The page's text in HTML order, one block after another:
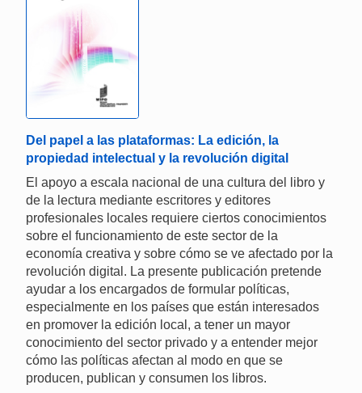
Del papel a las plataformas: La edición, la
propiedad intelectual y la revolución digital
El apoyo a escala nacional de una cultura del libro y
de la lectura mediante escritores y editores
profesionales locales requiere ciertos conocimientos
sobre el funcionamiento de este sector de la
economía creativa y sobre cómo se ve afectado por la
revolución digital. La presente publicación pretende
ayudar a los encargados de formular políticas,
especialmente en los países que están interesados
en promover la edición local, a tener un mayor
conocimiento del sector privado y a entender mejor
cómo las políticas afectan al modo en que se
producen, publican y consumen los libros.